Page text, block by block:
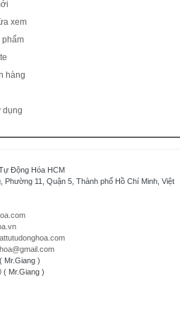
- Japan
- Japan
xem
phẩm
hàng
dụng
Động Hóa HCM
Phường 11, Quận 5, Thành phố Hồ Chí Minh, Việt
( Mr.Giang )
( Mr.Giang )